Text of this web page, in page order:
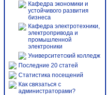
Кафедра экономики и
устойчивого развития
бизнеса
Кафедра электротехники,
электропривода и
промышленной
электроники
Университетский колледж
Последние 20 статей
Статистика посещений
Как связаться с
администраторами?